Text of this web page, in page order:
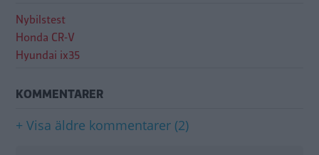
Nybilstest
Honda CR-V
Hyundai ix35
KOMMENTARER
+ Visa äldre kommentarer (2)